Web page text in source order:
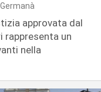
approvata dal
rappresenta un
nella